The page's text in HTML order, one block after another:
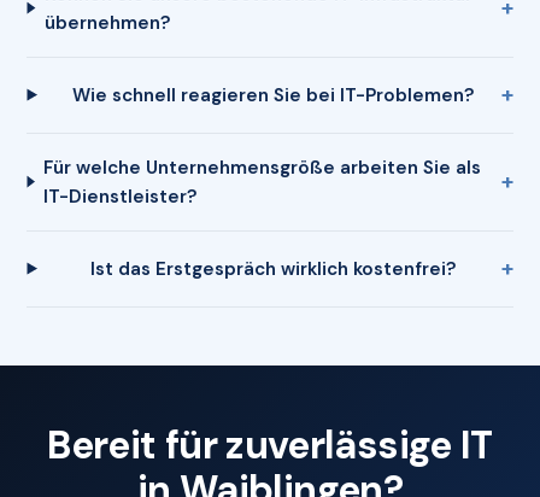
übernehmen?
Wie schnell reagieren Sie bei IT-Problemen?
Für welche Unternehmensgröße arbeiten Sie als
IT-Dienstleister?
Ist das Erstgespräch wirklich kostenfrei?
Bereit für zuverlässige IT